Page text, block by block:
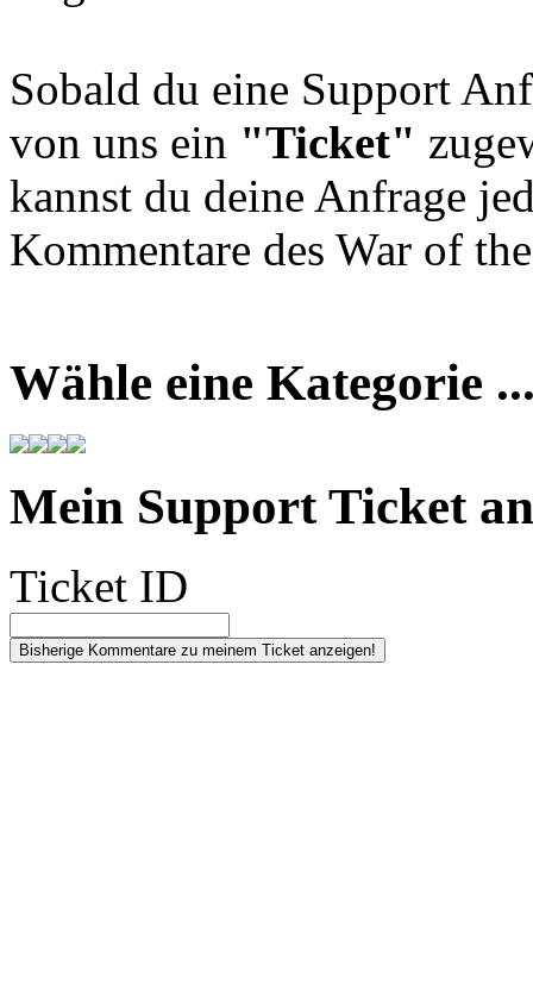
Sobald du eine Support
von uns ein "Ticket"
kannst du deine Anfrage
Kommentare des War of
Wähle eine Kategorie
Mein Support Ticket
Ticket ID